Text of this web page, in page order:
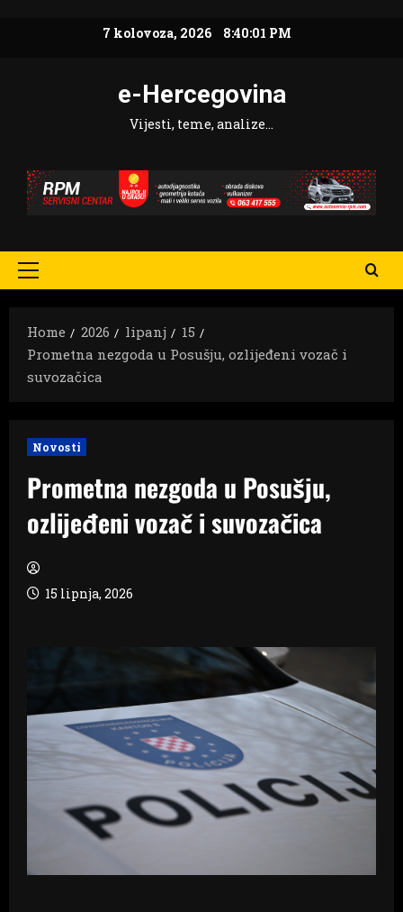
7 kolovoza, 2026 8:40:02 PM
e-Hercegovina
Vijesti, teme, analize…
Primary
Home
2026 lipanj
15
Prometna nezgoda u Posušju, ozlijeđeni vozač i
suvozačica
Novosti
Prometna nezgoda u Posušju,
ozlijeđeni vozač i suvozačica
15 lipnja, 2026